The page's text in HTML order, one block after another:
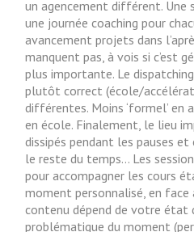
un agencement différent. Une
une journée coaching pour
avancement projets dans
manquent pas, à vois si c’est
plus importante. Le
plutôt correct (école/
différentes. Moins ‘formel’ en
en école. Finalement, le lieu
dissipés pendant les pauses
le reste du temps… Les
pour accompagner les cours
moment personnalisé, en face
contenu dépend de votre état
problématique du moment